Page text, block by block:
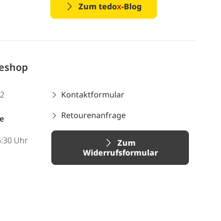
Zum tedox-Blog
Uhr
Kontaktformular
Retourenanfrage
Zum
Widerrufsformular